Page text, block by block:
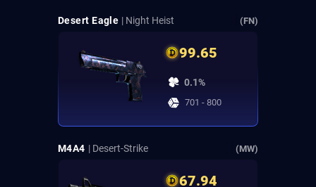
Desert Eagle | Night Heist (FN)
99.65
0.1%
701 - 800
M4A4 | Desert-Strike (MW)
67.94